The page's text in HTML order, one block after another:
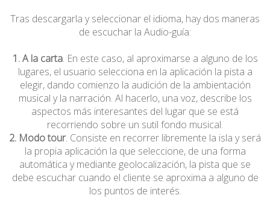
Tras descargarla y seleccionar el idioma, hay dos maneras
de escuchar la Audio-guía:
1. A la carta. En este caso, al aproximarse a alguno de los
lugares, el usuario selecciona en la aplicación la pista a
elegir, dando comienzo la audición de la ambientación
musical y la narración. Al hacerlo, una voz, describe los
aspectos más interesantes del lugar que se está
recorriendo sobre un sutil fondo musical.
2. Modo tour. Consiste en recorrer libremente la isla y será
la propia aplicación la que seleccione, de una forma
automática y mediante geolocalización, la pista que se
debe escuchar cuando el cliente se aproxima a alguno de
los puntos de interés.